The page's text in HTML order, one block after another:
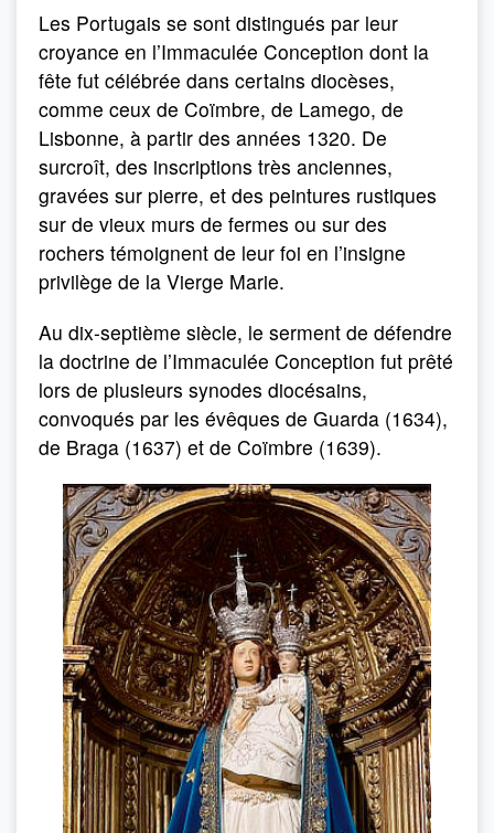
Les Portugais se sont distingués par leur
croyance en l’Immaculée Conception dont la
fête fut célébrée dans certains diocèses,
comme ceux de Coïmbre, de Lamego, de
Lisbonne, à partir des années 1320. De
surcroît, des inscriptions très anciennes,
gravées sur pierre, et des peintures rustiques
sur de vieux murs de fermes ou sur des
rochers témoignent de leur foi en l’insigne
privilège de la Vierge Marie.
Au dix-septième siècle, le serment de défendre
la doctrine de l’Immaculée Conception fut prêté
lors de plusieurs synodes diocésains,
convoqués par les évêques de Guarda (1634),
de Braga (1637) et de Coïmbre (1639).